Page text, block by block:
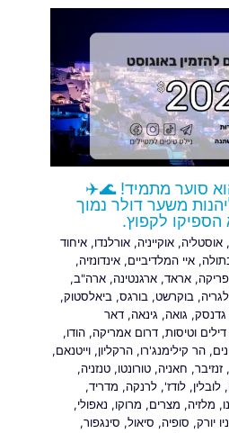
סוער מתמיד! 🌊✈️
משער דולר נמוך
הספיקו לקפוץ.
,אוסטליה,אוקייניה,אורלנדו,איחוד
,איי המלדיביים,אינדונזיה,
,אראד,ארגנטינה,ארה"ב,
,בוקרשט,בורגס,ביאלסטוק,
גדנסק, גואה, גינאה,דאר
דילים וטיסות,דרום אמריקה,הודו,
,הר קילימנג'רו,הרקליון,וייטנאם,
,זנזיבר, חאניה,טורונטו,טנזניה,
,לובלין,לודז',לרנקה, מדריד,
, מלזיה, מצרים, מרוקו, נאפולי,
ניו יורק, סופיה, סיאול, סינגפור,